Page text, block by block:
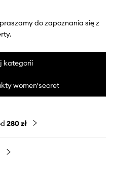
do zapoznania się z
kategorii
women'secret
280 zł